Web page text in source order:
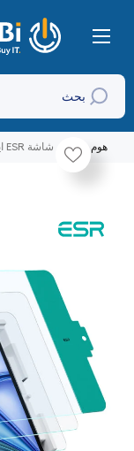
تخطي إلى المحتوى
بحث
هوم
السابع منزجاج